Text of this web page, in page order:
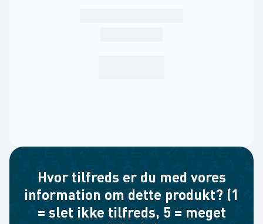
Hvor tilfreds er du med vores
information om dette produkt? (1
= slet ikke tilfreds, 5 = meget